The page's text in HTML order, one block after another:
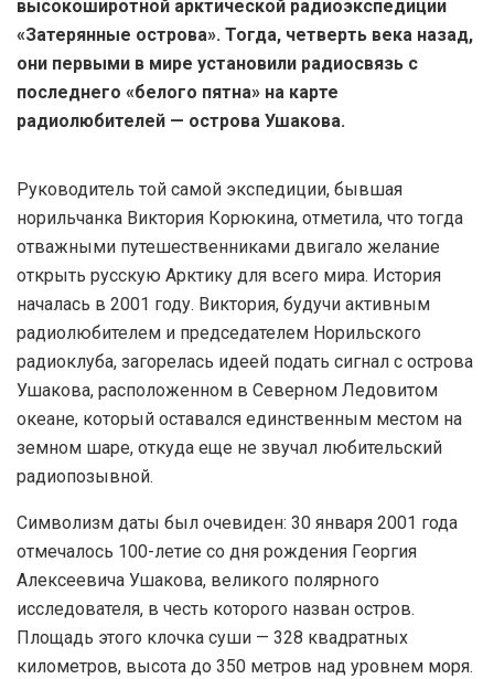
высокоширотной арктической радиоэкспедиции
«Затерянные острова». Тогда, четверть века назад,
они первыми в мире установили радиосвязь с
последнего «белого пятна» на карте
радиолюбителей — острова Ушакова.
Руководитель той самой экспедиции, бывшая
норильчанка Виктория Корюкина, отметила, что тогда
отважными путешественниками двигало желание
открыть русскую Арктику для всего мира. История
началась в 2001 году. Виктория, будучи активным
радиолюбителем и председателем Норильского
радиоклуба, загорелась идеей подать сигнал с острова
Ушакова, расположенном в Северном Ледовитом
океане, который оставался единственным местом на
земном шаре, откуда еще не звучал любительский
радиопозывной.
Символизм даты был очевиден: 30 января 2001 года
отмечалось 100-летие со дня рождения Георгия
Алексеевича Ушакова, великого полярного
исследователя, в честь которого назван остров.
Площадь этого клочка суши — 328 квадратных
километров, высота до 350 метров над уровнем моря.